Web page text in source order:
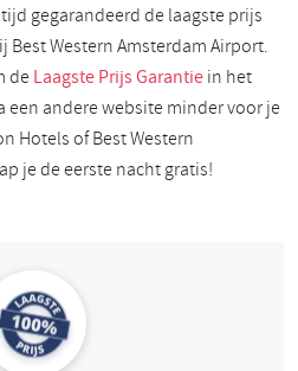
gegarandeerd de laagste prijs
Western Amsterdam Airport.
deLaagste Prijs Garantiein het
een andere website minder voor je
Hotels of Best Western
je de eerste nacht gratis!